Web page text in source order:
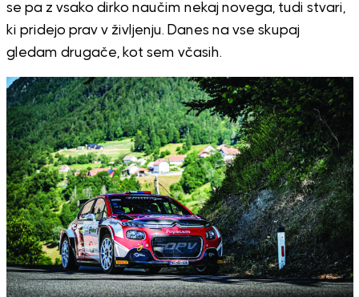
se pa z vsako dirko naučim nekaj novega, tudi stvari,
ki pridejo prav v življenju. Danes na vse skupaj
gledam drugače, kot sem včasih.